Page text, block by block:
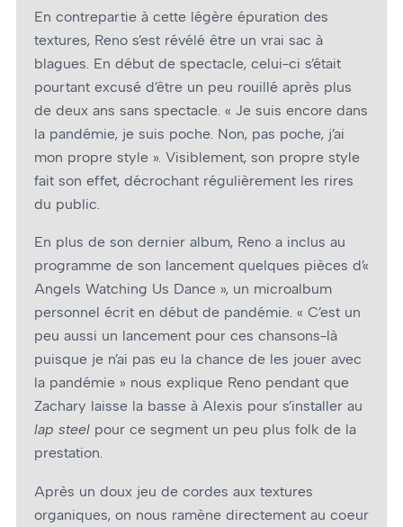
En contrepartie à cette légère épuration des
textures, Reno s’est révélé être un vrai sac à
blagues. En début de spectacle, celui-ci s’était
pourtant excusé d’être un peu rouillé après plus
de deux ans sans spectacle. « Je suis encore dans
la pandémie, je suis poche. Non, pas poche, j’ai
mon propre style ». Visiblement, son propre style
fait son effet, décrochant régulièrement les rires
du public.
En plus de son dernier album, Reno a inclus au
programme de son lancement quelques pièces d’«
Angels Watching Us Dance », un microalbum
personnel écrit en début de pandémie. « C’est un
peu aussi un lancement pour ces chansons-là
puisque je n’ai pas eu la chance de les jouer avec
la pandémie » nous explique Reno pendant que
Zachary laisse la basse à Alexis pour s’installer au
lap steel pour ce segment un peu plus folk de la
prestation.
Après un doux jeu de cordes aux textures
organiques, on nous ramène directement au cœur